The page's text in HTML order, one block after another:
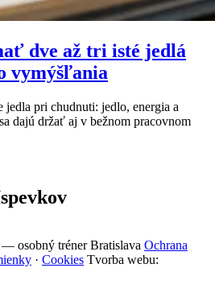
dve až tri isté jedlá
vymýšľania
jedla pri chudnuti: jedlo, energia a
dajú držať aj v bežnom pracovnom
osobný tréner Bratislava Ochrana
· Cookies Tvorba webu: